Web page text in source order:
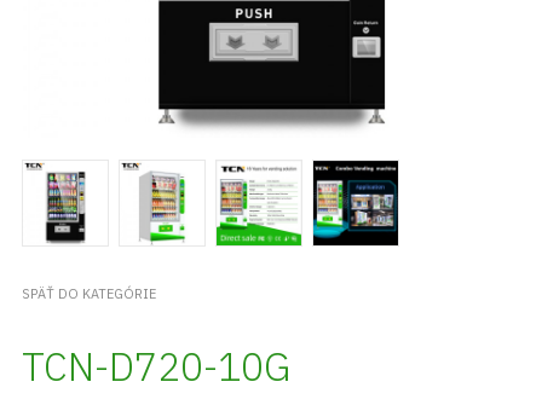
SPÄŤ DO KATEGÓRIE
TCN-D720-10G